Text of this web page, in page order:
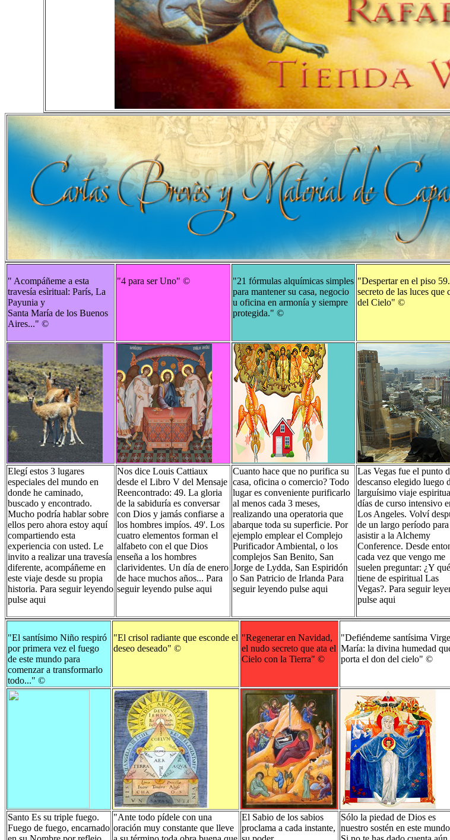
" Acompáñeme a esta
travesía esìritual: París, La
Payunia y
Santa María de los Buenos
Aires..." ©
"4 para ser Uno" ©
"21 fórmulas alquímicas simples
para mantener su casa, negocio
u oficina en armonía y siempre
protegida." ©
"Despertar en el piso
secreto de las luces que
del Cielo" ©
Elegí estos 3 lugares
especiales del mundo en
donde he caminado,
buscado y encontrado.
Mucho podría hablar sobre
ellos pero ahora estoy aquí
compartiendo esta
experiencia con usted. Le
invito a realizar una travesía
diferente, acompáñeme en
este viaje desde su propia
historia. Para seguir leyendo
pulse aqui
Nos dice Louis Cattiaux
desde el Libro V del Mensaje
Reencontrado: 49. La gloria
de la sabiduría es conversar
con Dios y jamás confiarse a
los hombres impíos. 49'. Los
cuatro elementos forman el
alfabeto con el que Dios
enseña a los hombres
clarividentes. Un día de enero
de hace muchos años... Para
seguir leyendo pulse aqui
Cuanto hace que no purifica su
casa, oficina o comercio? Todo
lugar es conveniente purificarlo
al menos cada 3 meses,
realizando una operatoria que
abarque toda su superficie. Por
ejemplo emplear el Complejo
Purificador Ambiental, o los
complejos San Benito, San
Jorge de Lydda, San Espiridón
o San Patricio de Irlanda Para
seguir leyendo pulse aqui
Las Vegas fue el punto
descanso elegido luego
larguísimo viaje
días de curso intensivo
Los Angeles. Volví
de un largo período para
asistir a la Alchemy
Conference. Desde
cada vez que vengo me
suelen preguntar: ¿Y qué
tiene de espiritual Las
Vegas?. Para seguir
pulse aqui
"El santísimo Niño respiró
por primera vez el fuego
de este mundo para
comenzar a transformarlo
todo..." ©
"El crisol radiante que esconde el
deseo deseado" ©
"Regenerar en Navidad,
el nudo secreto que ata el
Cielo con la Tierra" ©
"Defiéndeme santísima
María: la divina humedad
porta el don del cielo" ©
Santo Es su triple fuego.
Fuego de fuego, encarnado
"Ante todo pídele con una
oración muy constante que lleve
El Sabio de los sabios
proclama a cada instante,
Sólo la piedad de Dios es
nuestro sostén en este